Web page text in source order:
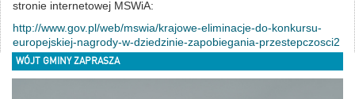
stronie internetowej MSWiA:
http://www.gov.pl/web/mswia/krajowe-eliminacje-do-konkursu-
europejskiej-nagrody-w-dziedzinie-zapobiegania-przestepczosci2
WÓJT GMINY ZAPRASZA